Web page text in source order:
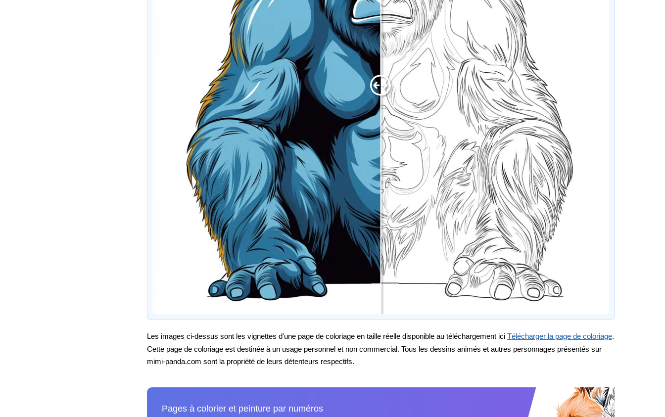
Les images ci-dessus sont les vignettes d'une page de coloriage en taille réelle disponible au téléchargement ici Télécharger la page de coloriage.
Cette page de coloriage est destinée à un usage personnel et non commercial. Tous les dessins animés et autres personnages présentés sur
mimi-panda.com sont la propriété de leurs détenteurs respectifs.
Pages à colorier et peinture par numéros